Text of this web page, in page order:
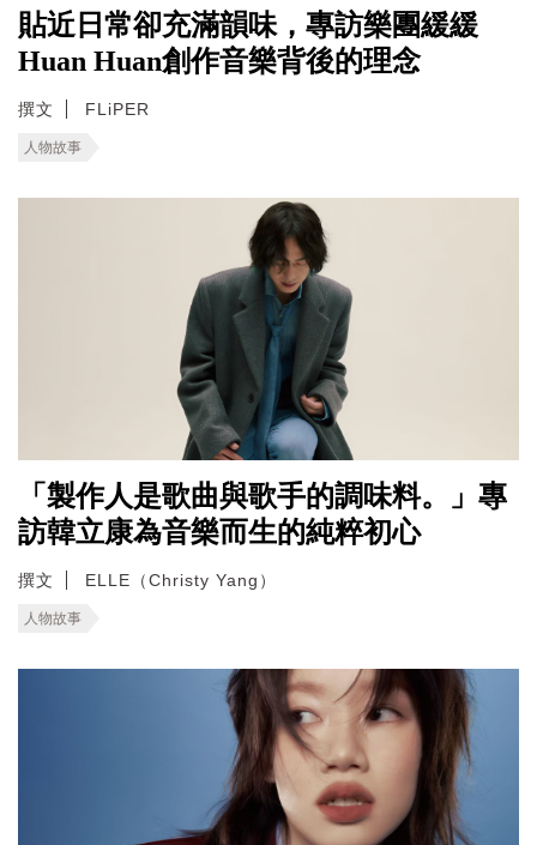
貼近日常卻充滿韻味，專訪樂團緩緩
Huan Huan創作音樂背後的理念
撰文 FLiPER
人物故事
「製作人是歌曲與歌手的調味料。」專
訪韓立康為音樂而生的純粹初心
撰文 ELLE（Christy Yang）
人物故事